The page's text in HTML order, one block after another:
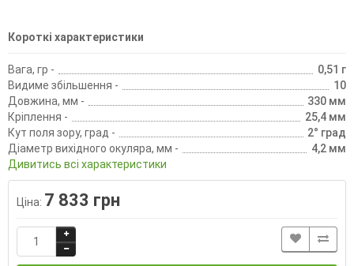
Короткі характеристики
Вага, гр -
0,51 г
Видиме збільшення -
10
Довжина, мм -
330 мм
Кріплення -
25,4 мм
Кут поля зору, град -
2° град
Діаметр вихідного окуляра, мм -
4,2 мм
Дивитись всі характеристики
Ціна: 7 833 грн